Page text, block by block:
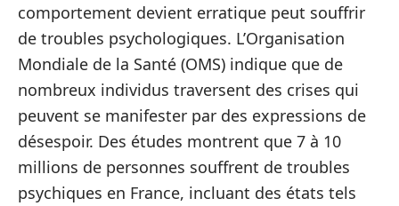
comportement devient erratique peut souffrir
de troubles psychologiques. L’Organisation
Mondiale de la Santé (OMS) indique que de
nombreux individus traversent des crises qui
peuvent se manifester par des expressions de
désespoir. Des études montrent que 7 à 10
millions de personnes souffrent de troubles
psychiques en France, incluant des états tels